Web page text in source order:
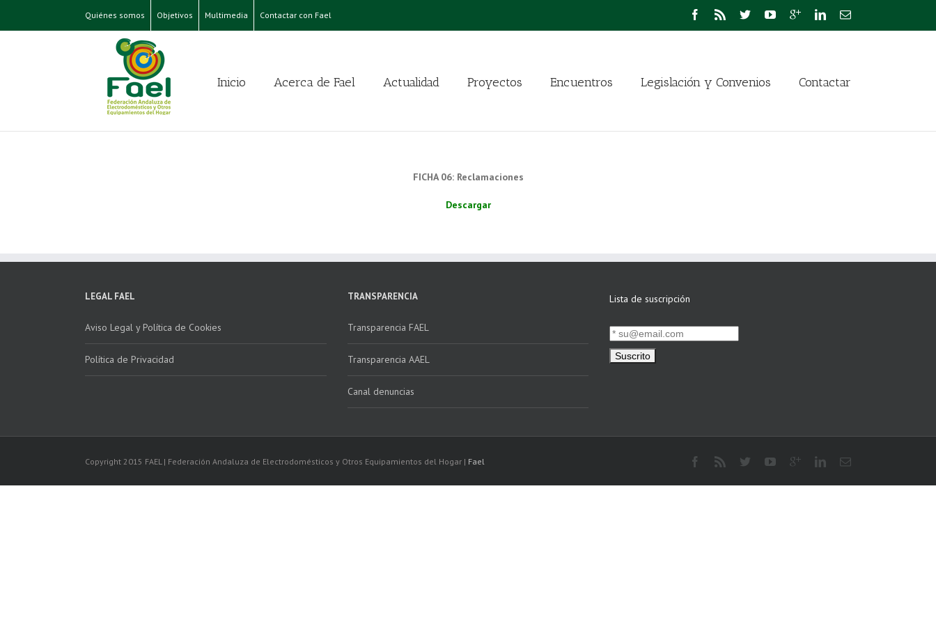
Quiénes somos Objetivos Multimedia Contactar con Fael
Inicio Acerca de Fael Actualidad Proyectos Encuentros Legislación y Convenios Contactar
FICHA 06: Reclamaciones
Descargar
LEGAL FAEL
Aviso Legal y Política de Cookies
Política de Privacidad
TRANSPARENCIA
Transparencia FAEL
Transparencia AAEL
Canal denuncias
Lista de suscripción
Copyright 2015 FAEL | Federación Andaluza de Electrodomésticos y Otros Equipamientos del Hogar | Fael